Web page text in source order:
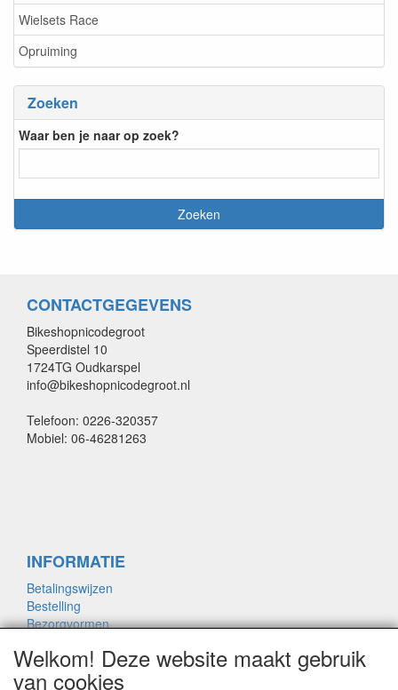
Wielsets Race
Opruiming
Zoeken
Waar ben je naar op zoek?
CONTACTGEGEVENS
Bikeshopnicodegroot
Speerdistel 10
1724TG Oudkarspel
info@bikeshopnicodegroot.nl
Telefoon: 0226-320357
Mobiel: 06-46281263
INFORMATIE
Betalingswijzen
Bestelling
Bezorgvormen
Framemaat
Welkom! Deze website maakt gebruik
van cookies